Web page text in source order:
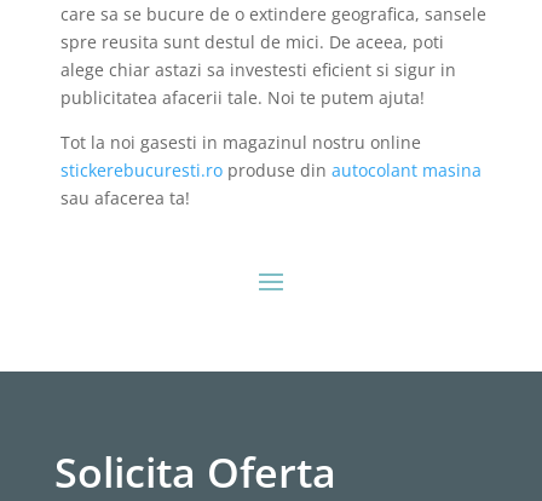
care sa se bucure de o extindere geografica, sansele
spre reusita sunt destul de mici. De aceea, poti
alege chiar astazi sa investesti eficient si sigur in
publicitatea afacerii tale. Noi te putem ajuta!
Tot la noi gasesti in magazinul nostru online
stickerebucuresti.roproduse din autocolant masina
sau afacerea ta!
Solicita Oferta